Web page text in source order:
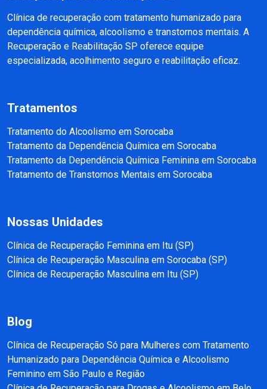
Clínica de recuperação com tratamento humanizado para
dependência química, alcoolismo e transtornos mentais. A
Recuperação e Reabilitação SP oferece equipe
especializada, acolhimento seguro e reabilitação eficaz.
Tratamentos
Tratamento do Alcoolismo em Sorocaba
Tratamento da Dependência Química em Sorocaba
Tratamento da Dependência Química Feminina em Sorocaba
Tratamento de Transtornos Mentais em Sorocaba
Nossas Unidades
Clínica de Recuperação Feminina em Itu (SP)
Clínica de Recuperação Masculina em Sorocaba (SP)
Clínica de Recuperação Masculina em Itu (SP)
Blog
Clínica de Recuperação Só para Mulheres com Tratamento
Humanizado para Dependência Química e Alcoolismo
Feminino em São Paulo e Região